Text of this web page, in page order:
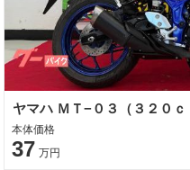
本体価格
37 万円